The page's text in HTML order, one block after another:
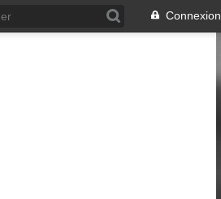
Connexion